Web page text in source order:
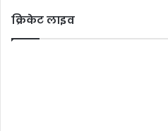
क्रिकेट लाइव